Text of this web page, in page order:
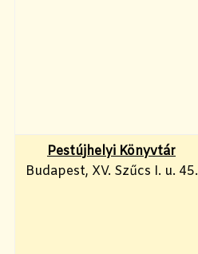
Pestújhelyi Könyvtár
Budapest, XV. Szűcs I. u. 45.